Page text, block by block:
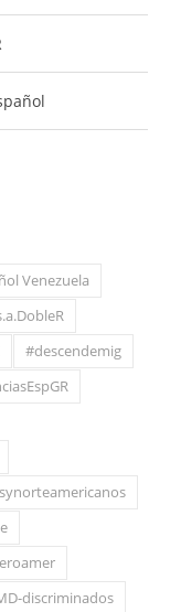
Venezuela
#descendemig
discriminados